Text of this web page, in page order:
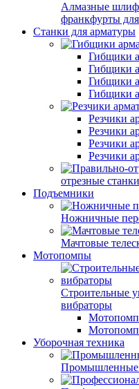
Алмазные
франкфурты
Станки для арматуры
Гибщики
Гибщики
Гибщики
Гибщики
Резчики
Резчики
Резчики
Резчики
отрезные станки
Подъемники
Ножничные
Мачтовые
Мотопомпы
Строительные
вибраторы
Уборочная техника
Промышленные